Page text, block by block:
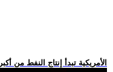
.. شركة HKN الأمريكية تبدأ إنتاج النفط من أكبر 7 حقول شمال شرقي